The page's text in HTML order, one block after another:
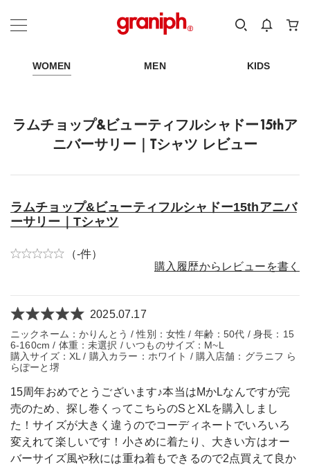
カテゴリーから探す
WOMEN MEN KIDS
ラムチョップ&ビューティフルシャドー15thア
ニバーサリー｜Tシャツ レビュー
ラムチョップ&ビューティフルシャドー15thアニバ
ーサリー｜Tシャツ
（-件）
購入履歴からレビューを書く
2025.07.17
ニックネーム：かりんとう / 性別：女性 / 年齢：50代 / 身長：15
6-160cm / 体重：未選択 / いつものサイズ：M~L
購入サイズ：XL / 購入カラー：ホワイト / 購入店舗：グラニフ ら
らぽーと堺
15周年おめでとうございます♪本当はMかLなんですが完
売のため、探し巻くってこちらのSとXLを購入しまし
た！サイズが大きく違うのでコーディネートでいろいろ
変えれて楽しいです！小さめに着たり、大きい方はオー
バーサイズ風や秋には重ね着もできるので2点買えて良か